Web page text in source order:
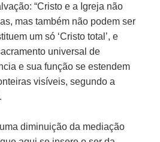
“Cristo e a Igreja não
mas também não podem ser
um só ‘Cristo total’, e
universal de
e sua função se estendem
visíveis, segundo a
diminuição da mediação